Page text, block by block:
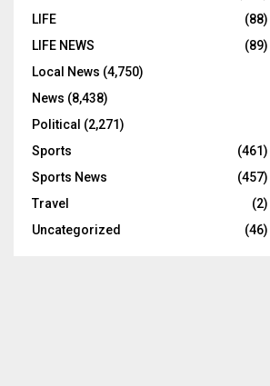
LIFE
(88)
LIFE NEWS
(89)
Local News (4,750)
News (8,438)
Political (2,271)
Sports
(461)
Sports News
(457)
Travel
(2)
Uncategorized
(46)